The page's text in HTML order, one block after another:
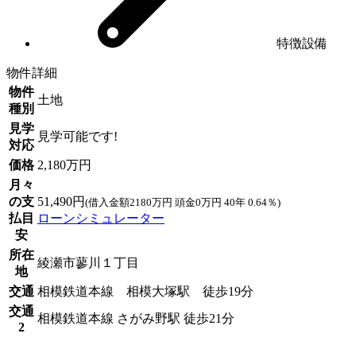
特徴設備
物件詳細
物件
種別
土地
見学
対応
見学可能です!
価格 2,180万円
月々
の支
払目
安
51,490円 (借入金額2180万円 頭金0万円 40年 0.64％)
ローンシミュレーター
所在
地
綾瀬市蓼川１丁目
交通 相模鉄道本線 相模大塚駅 徒歩19分
交通
2
相模鉄道本線 さがみ野駅 徒歩21分